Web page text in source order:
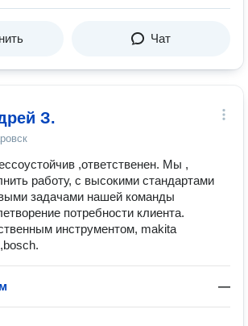
Чат
З.
,ответственен. Мы ,
работу, с высокими стандартами
задачами нашей команды
потребности клиента.
инструментом, makita
—